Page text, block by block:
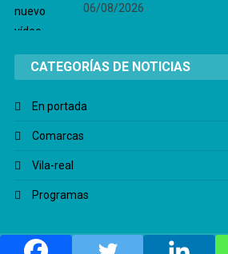
06/08/2026
CATEGORÍAS DE NOTICIAS
En portada
Comarcas
Vila-real
Programas
Todos los derechos